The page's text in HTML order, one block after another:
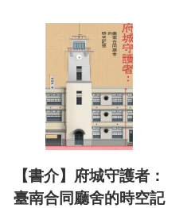
【書介】府城守護者：
臺南合同廳舍的時空記